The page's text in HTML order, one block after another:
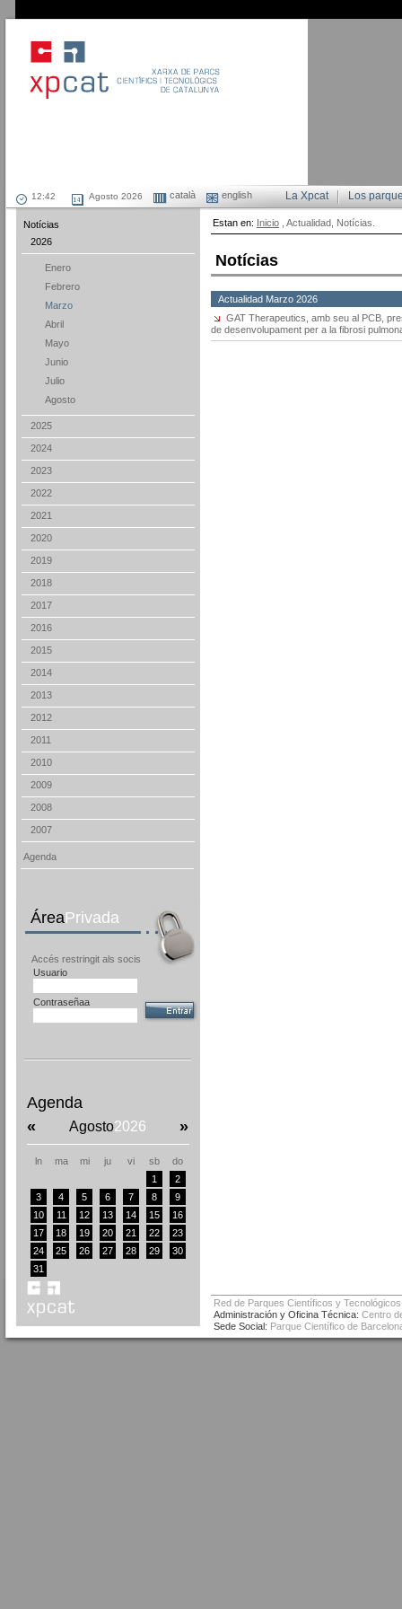
Agosto 2026 català english Los
La Xpcat
Notícias
2026
Enero
Febrero
Marzo
Abril
Mayo
Junio
Julio
Agosto
2025
2024
2023
2022
2021
2020
2019
2018
2017
2016
2015
2014
2013
2012
2011
2010
2009
2008
2007
Agenda
ÁreaPrivada
Accés restringit als socis
Usuario
Contraseñaa
Agenda
«
Agosto2026 »
ln ma mi ju vi sb
do
1
2
3
4 5 6 7 8
9
10
11 12 13 14 15
16
17
18 19 20 21 22
23
24
25 26 27 28 29
30
31
Estan en: Inicio , Actualidad, Notícias.
Notícias
Actualidad Marzo 2026
GAT Therapeutics, amb seu al PCB,
de desenvolupament per a la fibrosi
Red de Parques Científicos y
Administración y Oficina Técnica: Centro
Sede Social: Parque Científico de